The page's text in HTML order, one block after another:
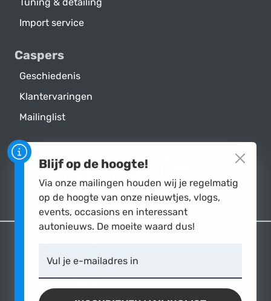
Tuning & detailing
Import service
Caspers
Geschiedenis
Klantervaringen
Mailinglist
DE CASPERS COLLECTIE B.V. OP
DE CASPERS COLLECTIE B.V.
DE CASPERSDE CASPERS
Privacy verklaring
Algemene voorwaarden
Blijf op de hoogte!
Via onze mailingen houden wij je regelmatig
op de hoogte van onze nieuwtjes, vlogs,
events, occasions en interessant
autonieuws. De moeite waard dus!
Vul je e-mailadres in